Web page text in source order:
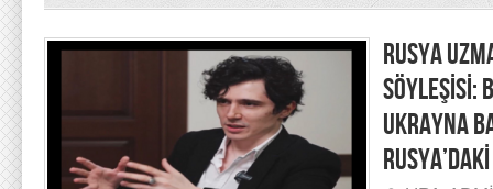
RUSYA
SÖYLEŞİSİ:
UKRAYNA